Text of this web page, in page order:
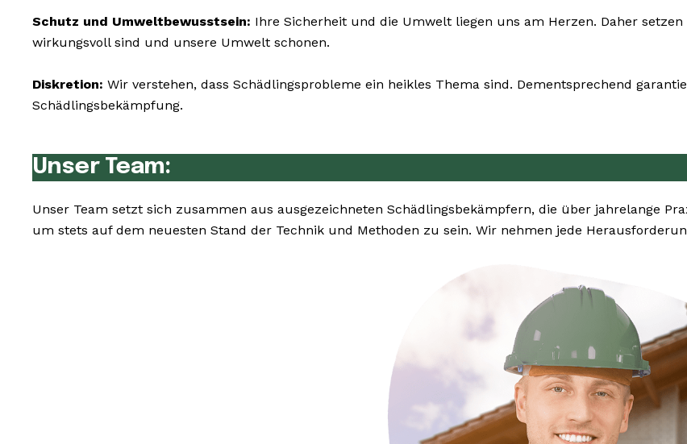
Schutz und Umweltbewusstsein: Ihre Sicherheit und die Umwelt liegen uns am Herzen. Daher
wirkungsvoll sind und unsere Umwelt schonen.
Diskretion: Wir verstehen, dass Schädlingsprobleme ein heikles Thema sind. Dementsprechend
Schädlingsbekämpfung.
Unser Team:
Unser Team setzt sich zusammen aus ausgezeichneten Schädlingsbekämpfern, die über jahrelange
um stets auf dem neuesten Stand der Technik und Methoden zu sein. Wir nehmen jede